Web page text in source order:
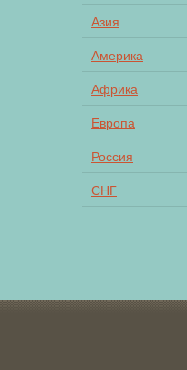
Азия
Америка
Африка
Европа
Россия
СНГ